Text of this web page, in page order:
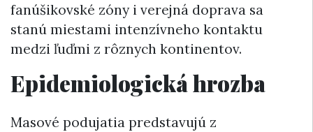
fanúšikovské zóny i verejná doprava sa
stanú miestami intenzívneho kontaktu
medzi ľuďmi z rôznych kontinentov.
Epidemiologická hrozba
Masové podujatia predstavujú z